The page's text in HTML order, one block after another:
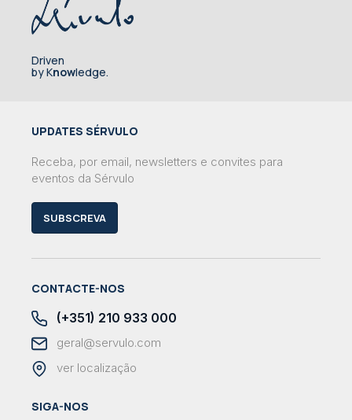
Driven
by Knowledge.
UPDATES SÉRVULO
Receba, por email, newsletters e convites para
eventos da Sérvulo
SUBSCREVA
CONTACTE-NOS
(+351) 210 933 000
geral@servulo.com
ver localização
SIGA-NOS